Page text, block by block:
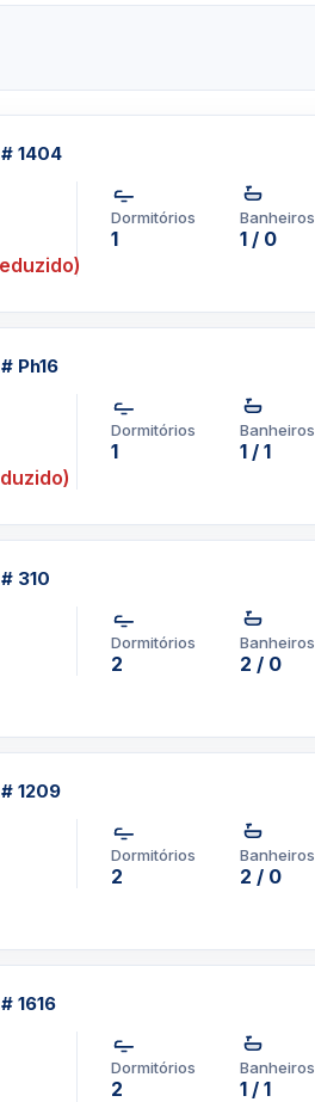
e gerente de
de conveniência,
0613
1404
Dormitórios
1
Banheiros
1 / 0
Ph16
Dormitórios
1
Banheiros
1 / 1
310
Dormitórios
2
Banheiros
2 / 0
1209
Dormitórios
2
Banheiros
2 / 0
1616
Dormitórios
2
Banheiros
1 / 1